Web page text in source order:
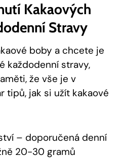
Kakaových⁣
Stravy
boby a chcete‍ je
každodenní ‌stravy,
že vše ⁢je v
tipů, jak si užít kakaové
– doporučená denní
⁤20-30 gramů